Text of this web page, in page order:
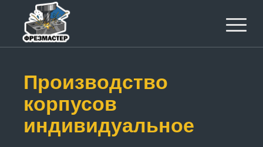
Производство
корпусов
индивидуальное